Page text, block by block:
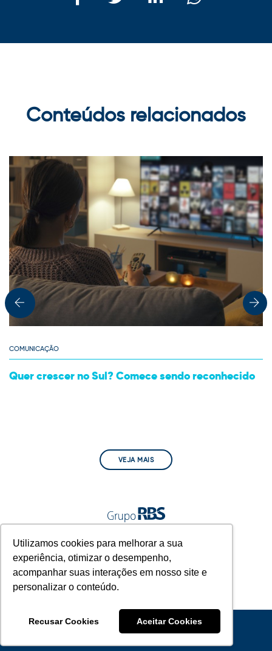
Utilizamos cookies para melhorar a sua
experiência, otimizar o desempenho,
acompanhar suas interações em nosso site e
personalizar o conteúdo.
Recusar Cookies Aceitar Cookies
Conteúdos relacionados
COMUNICAÇÃO
Quer crescer no Sul? Comece sendo reconhecido
VEJA MAIS
A gente vive junto.
© 2022 Grupo RBS - A Gente Vive Junto.